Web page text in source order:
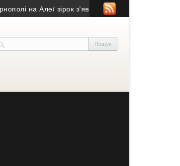
на Алеї зірок з’явиться нова зірка